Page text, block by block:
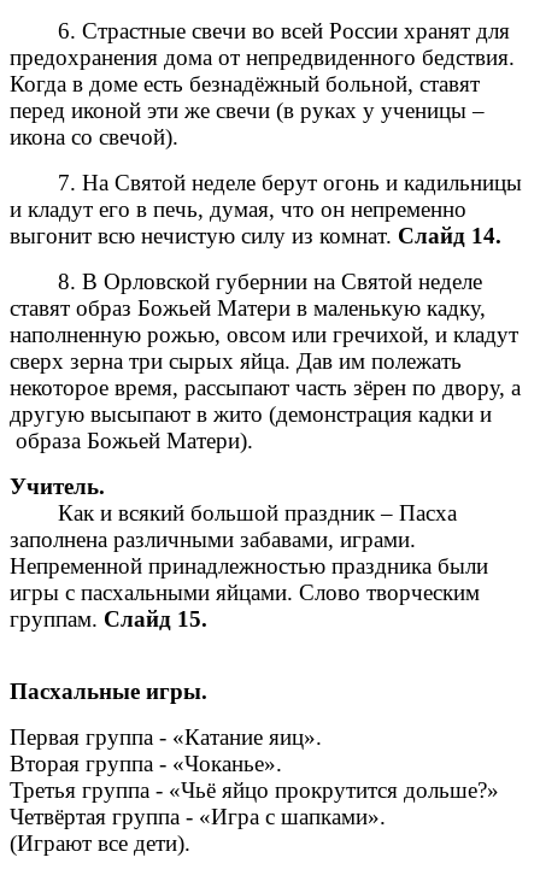
6. Страстные свечи во всей России хранят для
предохранения дома от непредвиденного бедствия.
Когда в доме есть безнадёжный больной, ставят
перед иконой эти же свечи (в руках у ученицы –
икона со свечой).
7. На Святой неделе берут огонь и кадильницы
и кладут его в печь, думая, что он непременно
выгонит всю нечистую силу из комнат. Слайд 14.
8. В Орловской губернии на Святой неделе
ставят образ Божьей Матери в маленькую кадку,
наполненную рожью, овсом или гречихой, и кладут
сверх зерна три сырых яйца. Дав им полежать
некоторое время, рассыпают часть зёрен по двору, а
другую высыпают в жито (демонстрация кадки и
образа Божьей Матери).
Учитель.
Как и всякий большой праздник – Пасха
заполнена различными забавами, играми.
Непременной принадлежностью праздника были
игры с пасхальными яйцами. Слово творческим
группам. Слайд 15.
Пасхальные игры.
Первая группа - «Катание яиц».
Вторая группа - «Чоканье».
Третья группа - «Чьё яйцо прокрутится дольше?»
Четвёртая группа - «Игра с шапками».
(Играют все дети).